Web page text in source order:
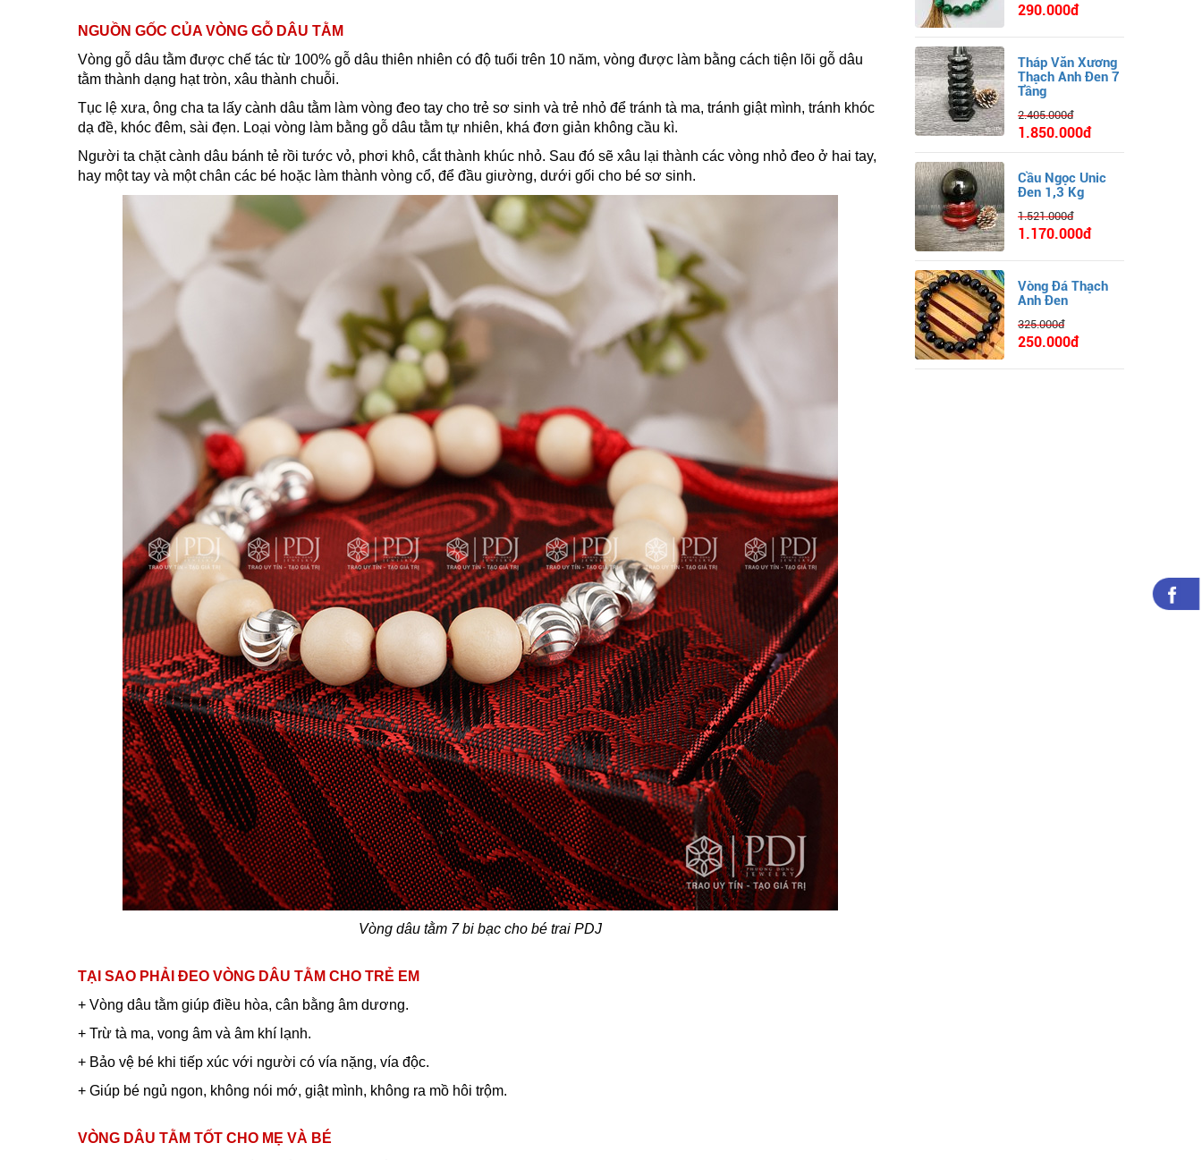
NGUỒN GỐC CỦA VÒNG GỖ DÂU TẰM
Vòng gỗ dâu tằm được chế tác từ 100% gỗ dâu thiên nhiên có độ tuổi trên 10 năm, vòng được làm bằng cách tiện lõi gỗ dâu
tằm thành dạng hạt tròn, xâu thành chuỗi.
Tục lệ xưa, ông cha ta lấy cành dâu tằm làm vòng đeo tay cho trẻ sơ sinh và trẻ nhỏ để tránh tà ma, tránh giật mình, tránh khóc
dạ đề, khóc đêm, sài đẹn. Loại vòng làm bằng gỗ dâu tằm tự nhiên, khá đơn giản không cầu kì.
Người ta chặt cành dâu bánh tẻ rồi tước vỏ, phơi khô, cắt thành khúc nhỏ. Sau đó sẽ xâu lại thành các vòng nhỏ đeo ở hai tay,
hay một tay và một chân các bé hoặc làm thành vòng cổ, để đầu giường, dưới gối cho bé sơ sinh.
Vòng dâu tằm 7 bi bạc cho bé trai PDJ
TẠI SAO PHẢI ĐEO VÒNG DÂU TẰM CHO TRẺ EM
+ Vòng dâu tằm giúp điều hòa, cân bằng âm dương.
+ Trừ tà ma, vong âm và âm khí lạnh.
+ Bảo vệ bé khi tiếp xúc với người có vía nặng, vía độc.
+ Giúp bé ngủ ngon, không nói mớ, giật mình, không ra mồ hôi trộm.
VÒNG DÂU TẰM TỐT CHO MẸ VÀ BÉ
290.000đ
Tháp Văn Xương
Thạch Anh Đen 7
Tầng
2.405.000đ
1.850.000đ
Cầu Ngọc Unic
Đen 1,3 Kg
1.521.000đ
1.170.000đ
Vòng Đá Thạch
Anh Đen
325.000đ
250.000đ